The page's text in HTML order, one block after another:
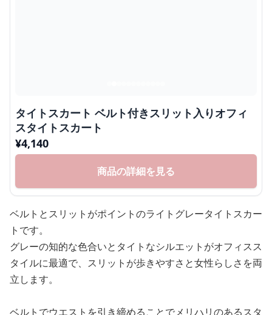
タイトスカート ベルト付きスリット入りオフィ
スタイトスカート
¥4,140
商品の詳細を見る
ベルトとスリットがポイントのライトグレータイトスカー
トです。
グレーの知的な色合いとタイトなシルエットがオフィスス
タイルに最適で、スリットが歩きやすさと女性らしさを両
立します。
ベルトでウエストを引き締めることでメリハリのあるスタ